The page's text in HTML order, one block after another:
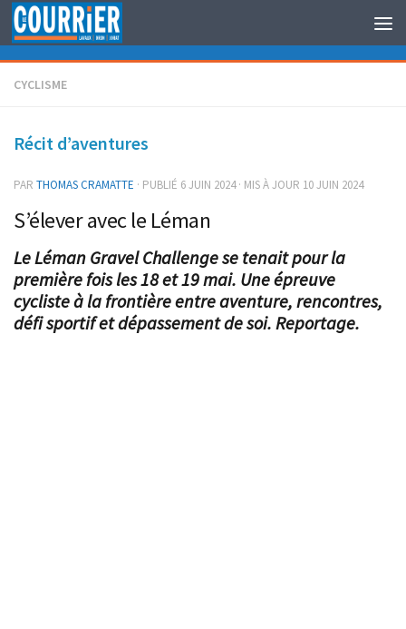
Au dessous du contenu
CYCLISME
Récit d’aventures
PAR THOMAS CRAMATTE · PUBLIÉ 6 JUIN 2024· MIS À JOUR 10 JUIN 2024
S’élever avec le Léman
Le Léman Gravel Challenge se tenait pour la
première fois les 18 et 19 mai. Une épreuve
cycliste à la frontière entre aventure, rencontres,
défi sportif et dépassement de soi. Reportage.